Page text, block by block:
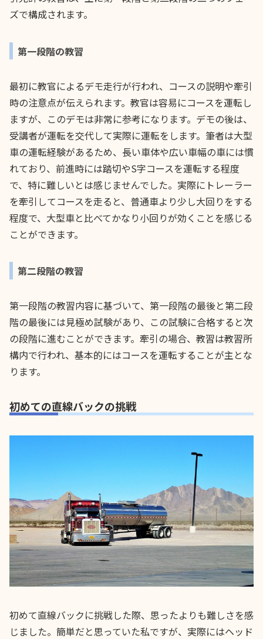
ズで構成されます。
第一段階の教習
最初に教官によるデモ走行が行われ、コースの説明や牽引
時の注意点が伝えられます。教官は容易にコースを運転し
ますが、このデモは非常に参考になります。デモの後は、
受講者が運転を交代して実際に運転をします。筆者は大型
車の運転経験があるため、長い車体や広い車幅の車には慣
れており、前進時には踏切やS字コースを運転する程度
で、特に難しいとは感じませんでした。実際にトレーラー
を牽引してコースを走ると、普通車より少し大回りをする
程度で、大型車と比べてかなり小回りが効くことを感じる
ことができます。
第二段階の教習
第一段階の教習内容に基づいて、第一段階の最後と第二段
階の最後には見極め試験があり、この試験に合格すると次
の段階に進むことができます。牽引の場合、教習は教習所
構内で行われ、基本的にはコースを運転することが主とな
ります。
初めての直線バックの挑戦
初めて直線バックに挑戦した際、思ったよりも難しさを感
じました。簡単だと思っていた私ですが、実際にはヘッド